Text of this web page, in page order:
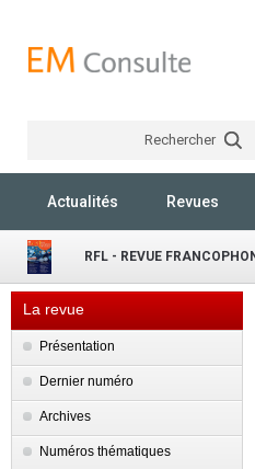
Rechercher
Actualités Revues
RFL - REVUE
La revue
Présentation
Dernier numéro
Archives
Numéros thématiques